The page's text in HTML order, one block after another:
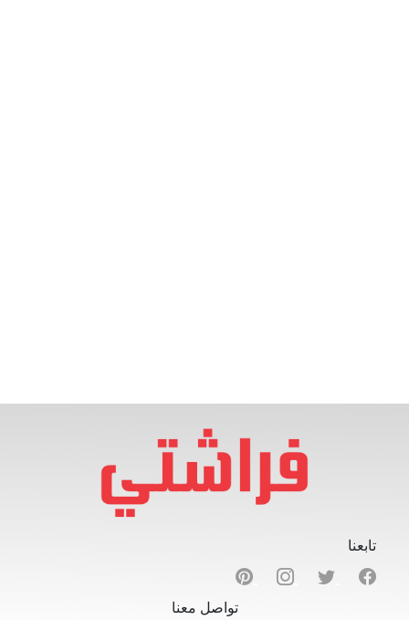
تابعنا
تواصل معنا